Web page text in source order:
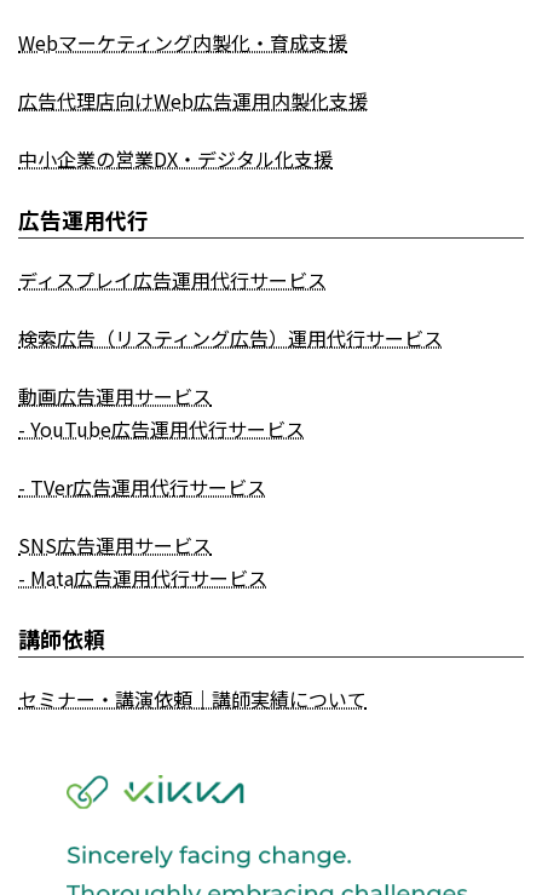
Webマーケティング内製化・育成支援
広告代理店向けWeb広告運用内製化支援
中小企業の営業DX・デジタル化支援
広告運用代行
ディスプレイ広告運用代行サービス
検索広告（リスティング広告）運用代行サービス
動画広告運用サービス
- YouTube広告運用代行サービス
- TVer広告運用代行サービス
SNS広告運用サービス
- Mata広告運用代行サービス
講師依頼
セミナー・講演依頼｜講師実績について